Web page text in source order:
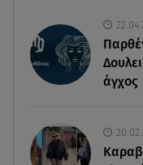
Συμφωνία Ιράν –
06.08.26 , 17:12
Μαρία
06.08.26 , 16:57
άγχος